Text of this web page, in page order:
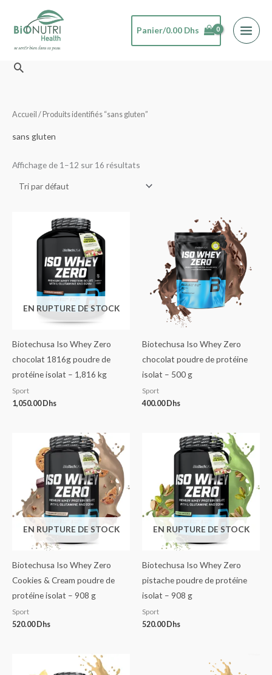
contenu
Panier/0.00 Dhs
Rechercher
Accueil / Produits identifiés “sans gluten”
sans gluten
Affichage de 1–12 sur 16 résultats
EN RUPTURE DE STOCK
Biotechusa Iso Whey Zero
chocolat 1816g poudre de
protéine isolat – 1,816 kg
Sport
1,050.00 Dhs
Biotechusa Iso Whey Zero
chocolat poudre de protéine
isolat – 500 g
Sport
400.00 Dhs
EN RUPTURE DE STOCK
Biotechusa Iso Whey Zero
Cookies & Cream poudre de
protéine isolat – 908 g
Sport
520.00 Dhs
EN RUPTURE DE STOCK
Biotechusa Iso Whey Zero
pistache poudre de protéine
isolat – 908 g
Sport
520.00 Dhs